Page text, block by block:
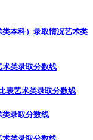
本科）录取情况艺术类
术类录取分数线
表艺术类录取分数线
类录取分数线